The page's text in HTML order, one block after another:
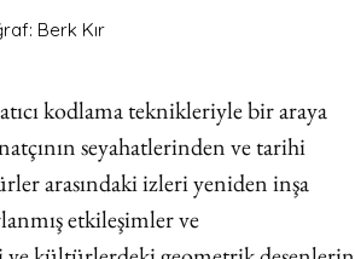
Berk Kır
kodlama teknikleriyle bir araya
seyahatlerinden ve tarihi
arasındaki izleri yeniden inşa
etkileşimler ve